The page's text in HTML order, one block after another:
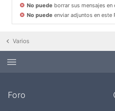
No puede borrar sus mensajes en
No puede enviar adjuntos en este
Varios
Foro